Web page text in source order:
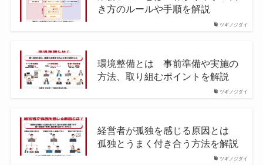
ツギノジダイ
き方のルールや手順を解説
ツギノジダイ
環境整備とは 事前準備や実施の
方法、取り組むポイントを解説
ツギノジダイ
経営者が孤独を感じる原因とは
孤独とうまく付き合う方法を解説